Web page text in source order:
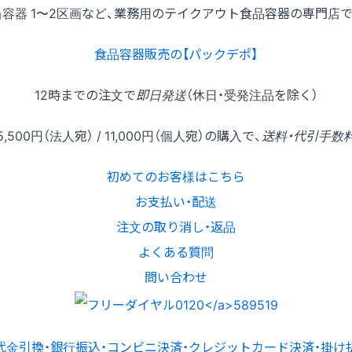
器 1〜2区画など、業務用のテイクアウト食品容器の専門店
食品容器販売の【パックデポ】
12時までの注文で即日発送（休日・受発注品を除く）
円（法人宛） / 11,000円（個人宛）の購入で、 送料・代引手数
初めてのお客様はこちら
お支払い・配送
注文の取り消し・返品
よくある質問
問い合わせ